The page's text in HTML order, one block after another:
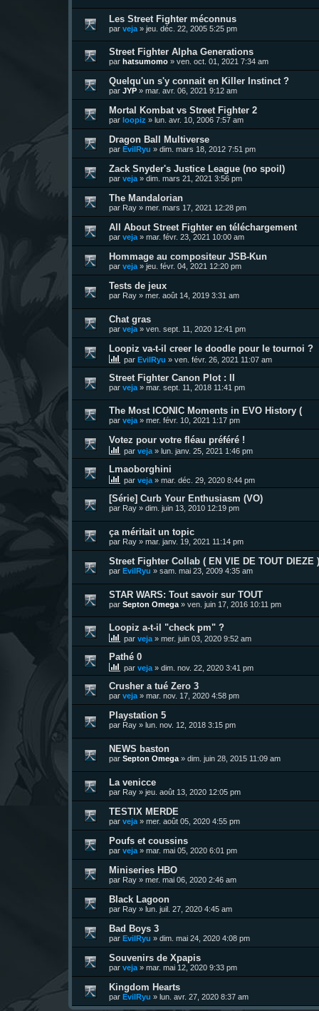
Les Street Fighter méconnus
par veja » jeu. déc. 22, 2005 5:25 pm
Street Fighter Alpha Generations
par hatsumomo » ven. oct. 01, 2021 7:34 am
Quelqu'un s'y connait en Killer Instinct ?
par JYP » mar. avr. 06, 2021 9:12 am
Mortal Kombat vs Street Fighter 2
par loopiz » lun. avr. 10, 2006 7:57 am
Dragon Ball Multiverse
par EvilRyu » dim. mars 18, 2012 7:51 pm
Zack Snyder's Justice League (no spoil)
par veja » dim. mars 21, 2021 3:56 pm
The Mandalorian
par Ray » mer. mars 17, 2021 12:28 pm
All About Street Fighter en téléchargement
par veja » mar. févr. 23, 2021 10:00 am
Hommage au compositeur JSB-Kun
par veja » jeu. févr. 04, 2021 12:20 pm
Tests de jeux
par Ray » mer. août 14, 2019 3:31 am
Chat gras
par veja » ven. sept. 11, 2020 12:41 pm
Loopiz va-t-il creer le doodle pour le tournoi ?
par EvilRyu » ven. févr. 26, 2021 11:07 am
Street Fighter Canon Plot : II
par veja » mar. sept. 11, 2018 11:41 pm
The Most ICONIC Moments in EVO History (
par veja» mer. févr. 10, 2021 1:17 pm
Votez pour votre fléau préféré !
par veja» lun. janv. 25, 2021 1:46 pm
Lmaoborghini
par veja» mar. déc. 29, 2020 8:44 pm
[Série] Curb Your Enthusiasm (VO)
par Ray » dim. juin 13, 2010 12:19 pm
ça méritait un topic
par Ray » mar. janv. 19, 2021 11:14 pm
Street Fighter Collab ( EN VIE DE TOUT DIEZE )
par EvilRyu » sam. mai 23, 2009 4:35 am
STAR WARS: Tout savoir sur TOUT
par Septon Omega » ven. juin 17, 2016 10:11 pm
Loopiz a-t-il "check pm" ?
par veja » mer. juin 03, 2020 9:52 am
Pathé 0
par veja » dim. nov. 22, 2020 3:41 pm
Crusher a tué Zero 3
par veja » mar. nov. 17, 2020 4:58 pm
Playstation 5
par Ray » lun. nov. 12, 2018 3:15 pm
NEWS baston
par Septon Omega » dim. juin 28, 2015 11:09 am
La venicce
par Ray » jeu. août 13, 2020 12:05 pm
TESTIX MERDE
par veja » mer. août 05, 2020 4:55 pm
Poufs et coussins
par veja » mar. mai 05, 2020 6:01 pm
Miniseries HBO
par Ray » mer. mai 06, 2020 2:46 am
Black Lagoon
par Ray » lun. juil. 27, 2020 4:45 am
Bad Boys 3
par EvilRyu » dim. mai 24, 2020 4:08 pm
Souvenirs de Xpapis
par veja » mar. mai 12, 2020 9:33 pm
Kingdom Hearts
par EvilRyu » lun. avr. 27, 2020 8:37 am